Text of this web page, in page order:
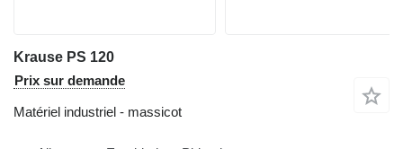
Krause PS 120
Prix sur demande
Matériel industriel - massicot